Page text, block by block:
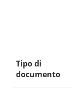
Tipo di
documento